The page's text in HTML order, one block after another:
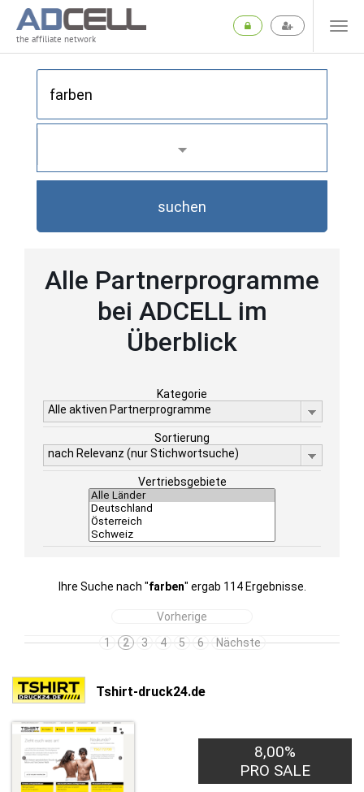
the affiliate network
suchen
Alle Partnerprogramme
bei ADCELL im
Überblick
Kategorie
Alle aktiven Partnerprogramme
Sortierung
nach Relevanz (nur Stichwortsuche)
Vertriebsgebiete
Ihre Suche nach "farben" ergab 114 Ergebnisse.
Vorherige
1
2 3 4 5 6 Nächste
Tshirt-druck24.de
8,00%
PRO SALE